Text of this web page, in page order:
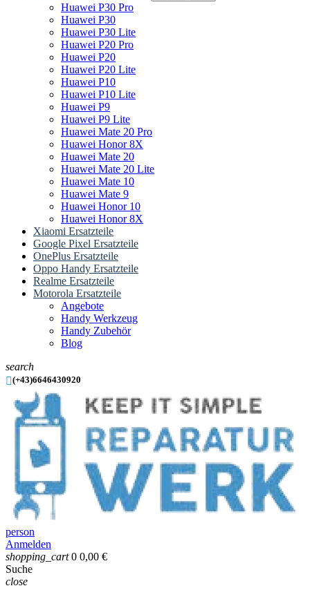
Huawei P30 Pro
Huawei P30
Huawei P30 Lite
Huawei P20 Pro
Huawei P20
Huawei P20 Lite
Huawei P10
Huawei P10 Lite
Huawei P9
Huawei P9 Lite
Huawei Mate 20 Pro
Huawei Honor 8X
Huawei Mate 20
Huawei Mate 20 Lite
Huawei Mate 10
Huawei Mate 9
Huawei Honor 10
Huawei Honor 8X
Xiaomi Ersatzteile
Google Pixel Ersatzteile
OnePlus Ersatzteile
Oppo Handy Ersatzteile
Realme Ersatzteile
Motorola Ersatzteile
Angebote
Handy Werkzeug
Handy Zubehör
Blog
search
(+43)6646430920
person
Anmelden
shopping_cart 0 0,00 €
Suche
close